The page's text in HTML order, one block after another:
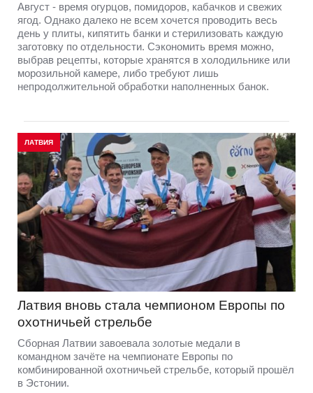
Август - время огурцов, помидоров, кабачков и свежих
ягод. Однако далеко не всем хочется проводить весь
день у плиты, кипятить банки и стерилизовать каждую
заготовку по отдельности. Сэкономить время можно,
выбрав рецепты, которые хранятся в холодильнике или
морозильной камере, либо требуют лишь
непродолжительной обработки наполненных банок.
ЛАТВИЯ
Латвия вновь стала чемпионом Европы по
охотничьей стрельбе
Сборная Латвии завоевала золотые медали в
командном зачёте на чемпионате Европы по
комбинированной охотничьей стрельбе, который прошёл
в Эстонии.